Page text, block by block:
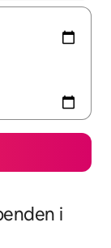
i